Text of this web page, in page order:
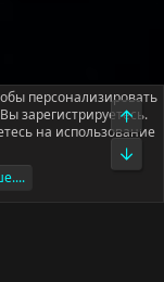
Помощь
персонализировать
зарегистрируетесь.
на использование
Верх
Низ